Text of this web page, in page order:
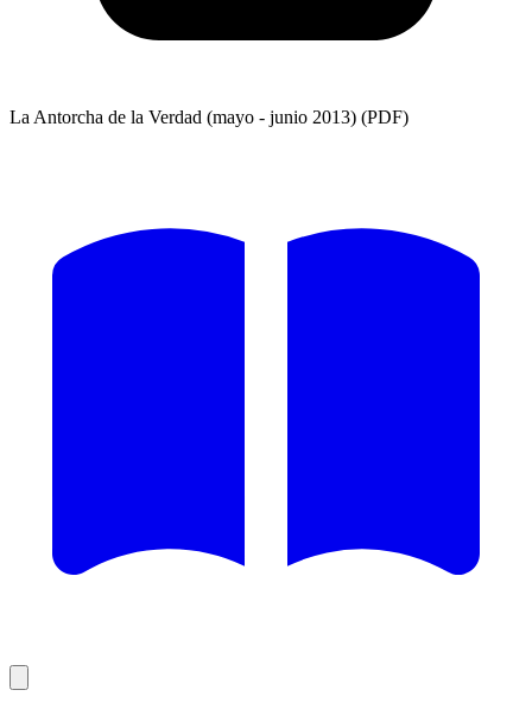
La Antorcha de la Verdad (mayo - junio 2013) (PDF)